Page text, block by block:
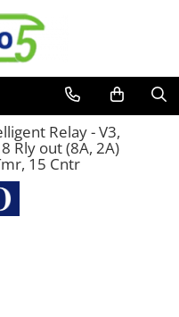
Relay - V3,
Rly out (8A, 2A)
15 Cntr